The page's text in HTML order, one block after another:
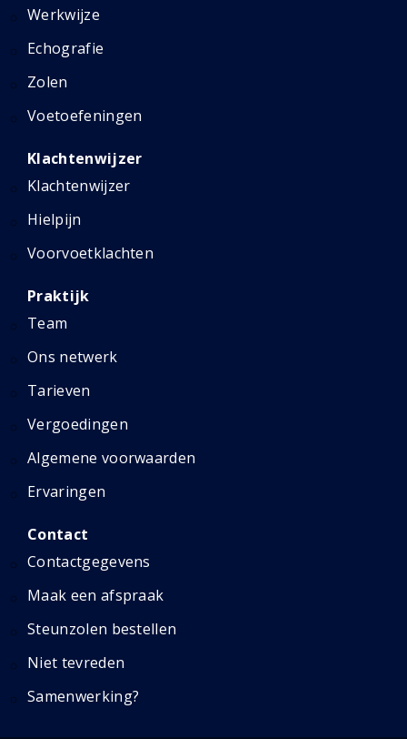
Werkwijze
Echografie
Zolen
Voetoefeningen
Klachtenwijzer
Klachtenwijzer
Hielpijn
Voorvoetklachten
Praktijk
Team
Ons netwerk
Tarieven
Vergoedingen
Algemene voorwaarden
Ervaringen
Contact
Contactgegevens
Maak een afspraak
Steunzolen bestellen
Niet tevreden
Samenwerking?